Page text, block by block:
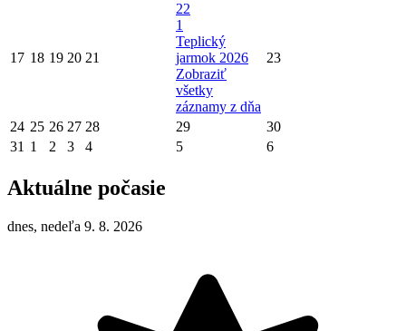
17 18 19 20 21
22
1
Teplický
jarmok 2026
Zobraziť
všetky
záznamy z dňa
23
24 25 26 27 28 29
30
31 1 2 3 4 5 6
Aktuálne počasie
dnes, nedeľa 9. 8. 2026